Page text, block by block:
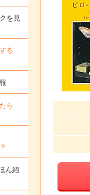
を 見
る
ら
ん紹